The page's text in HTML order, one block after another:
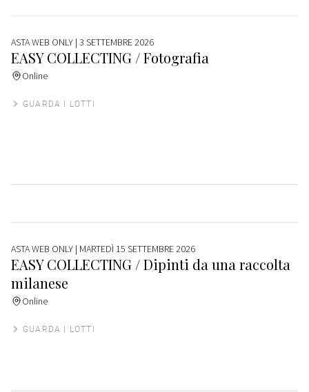
ASTA WEB ONLY | 3 SETTEMBRE 2026
EASY COLLECTING / Fotografia
Online
GUARDA I LOTTI
ASTA WEB ONLY | MARTEDÌ 15 SETTEMBRE 2026
EASY COLLECTING / Dipinti da una raccolta
milanese
Online
GUARDA I LOTTI